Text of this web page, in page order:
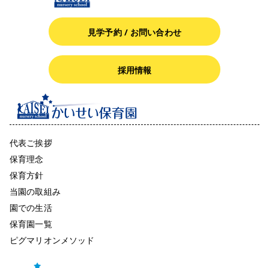
見学予約 / お問い合わせ
採用情報
代表ご挨拶
保育理念
保育方針
当園の取組み
園での生活
保育園一覧
ピグマリオンメソッド